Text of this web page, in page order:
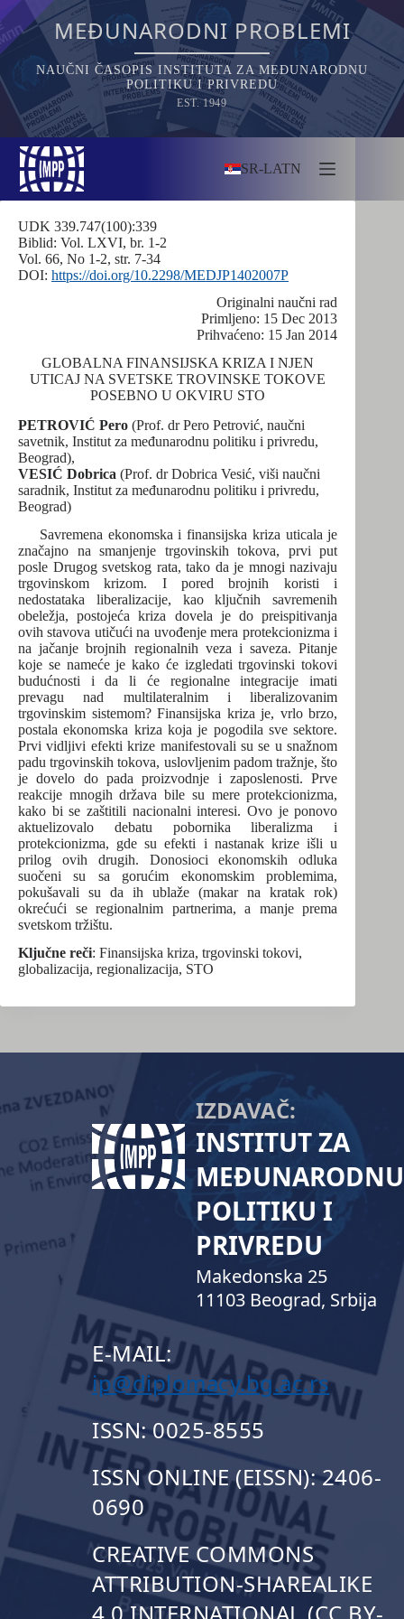
Skip
to
content
MEĐUNARODNI PROBLEMI
NAUČNI ČASOPIS INSTITUTA ZA MEĐUNARODNU
POLITIKU I PRIVREDU
EST. 1949
SR-LATN
UDK 339.747(100):339
Biblid: Vol. LXVI, br. 1-2
Vol. 66, No 1-2, str. 7-34
DOI: https://doi.org/10.2298/MEDJP1402007P
Originalni naučni rad
Primljeno: 15 Dec 2013
Prihvaćeno: 15 Jan 2014
GLOBALNA FINANSIJSKA KRIZA I NJEN
UTICAJ NA SVETSKE TROVINSKE TOKOVE
POSEBNO U OKVIRU STO
PETROVIĆ Pero (Prof. dr Pero Petrović, naučni
savetnik, Institut za međunarodnu politiku i privredu,
Beograd),
VESIĆ Dobrica (Prof. dr Dobrica Vesić, viši naučni
saradnik, Institut za međunarodnu politiku i privredu,
Beograd)
Savremena ekonomska i finansijska kriza uticala je
značajno na smanjenje trgovinskih tokova, prvi put
posle Drugog svetskog rata, tako da je mnogi nazivaju
trgovinskom krizom. I pored brojnih koristi i
nedostataka liberalizacije, kao ključnih savremenih
obeležja, postojeća kriza dovela je do preispitivanja
ovih stavova utičući na uvođenje mera protekcionizma i
na jačanje brojnih regionalnih veza i saveza. Pitanje
koje se nameće je kako će izgledati trgovinski tokovi
budućnosti i da li će regionalne integracije imati
prevagu nad multilateralnim i liberalizovanim
trgovinskim sistemom? Finansijska kriza je, vrlo brzo,
postala ekonomska kriza koja je pogodila sve sektore.
Prvi vidljivi efekti krize manifestovali su se u snažnom
padu trgovinskih tokova, uslovljenim padom tražnje, što
je dovelo do pada proizvodnje i zaposlenosti. Prve
reakcije mnogih država bile su mere protekcionizma,
kako bi se zaštitili nacionalni interesi. Ovo je ponovo
aktuelizovalo debatu pobornika liberalizma i
protekcionizma, gde su efekti i nastanak krize išli u
prilog ovih drugih. Donosioci ekonomskih odluka
suočeni su sa gorućim ekonomskim problemima,
pokušavali su da ih ublaže (makar na kratak rok)
okrećući se regionalnim partnerima, a manje prema
svetskom tržištu.
Ključne reči: Finansijska kriza, trgovinski tokovi,
globalizacija, regionalizacija, STO
IZDAVAČ:
INSTITUT ZA
MEĐUNARODNU
POLITIKU I
PRIVREDU
Makedonska 25
11103 Beograd, Srbija
E-MAIL:
ip@diplomacy.bg.ac.rs
ISSN: 0025-8555
ISSN ONLINE (EISSN): 2406-
0690
CREATIVE COMMONS
ATTRIBUTION-SHAREALIKE